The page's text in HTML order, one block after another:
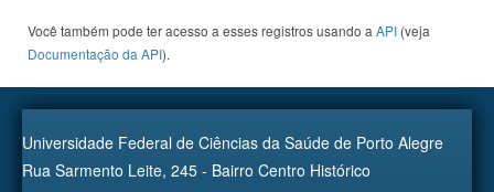
Você também pode ter acesso a esses registros usando a API (veja
Documentação da API).
Universidade Federal de Ciências da Saúde de Porto Alegre
Rua Sarmento Leite, 245 - Bairro Centro Histórico